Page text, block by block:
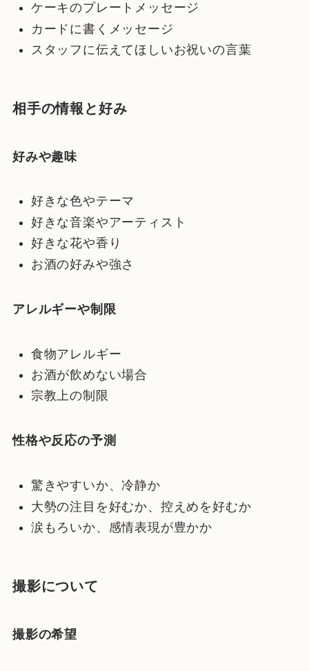
ケーキのプレートメッセージ
カードに書くメッセージ
スタッフに伝えてほしいお祝いの言葉
相手の情報と好み
好みや趣味
好きな色やテーマ
好きな音楽やアーティスト
好きな花や香り
お酒の好みや強さ
アレルギーや制限
食物アレルギー
お酒が飲めない場合
宗教上の制限
性格や反応の予測
驚きやすいか、冷静か
大勢の注目を好むか、控えめを好むか
涙もろいか、感情表現が豊かか
撮影について
撮影の希望